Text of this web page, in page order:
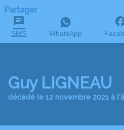
Partager
SMS WhatsApp
Guy LIGNEAU
décédé le 12 novembre 2021 à